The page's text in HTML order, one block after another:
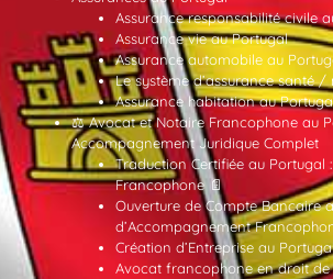
Assurance responsabilité civile
Assurance vie au Portugal
Assurance automobile au
Le système d’assurance santé
Assurance habitation au
⚖️ Avocat et Notaire Francophone au
Accompagnement Juridique Complet
Traduction Certifiée au Portugal
Francophone 📄
Ouverture de Compte Bancaire
d’Accompagnement
Création d’Entreprise au
Avocat francophone en droit